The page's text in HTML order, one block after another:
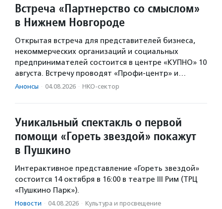
Встреча «Партнерство со смыслом»
в Нижнем Новгороде
Открытая встреча для представителей бизнеса,
некоммерческих организаций и социальных
предпринимателей состоится в центре «КУПНО» 10
августа. Встречу проводят «Профи-центр» и…
Анонсы · 04.08.2026 · НКО-сектор
Уникальный спектакль о первой
помощи «Гореть звездой» покажут
в Пушкино
Интерактивное представление «Гореть звездой»
состоится 14 октября в 16:00 в театре III Рим (ТРЦ
«Пушкино Парк»).
Новости · 04.08.2026 · Культура и просвещение